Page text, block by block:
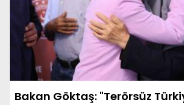
Bakan Göktaş: "Terörsüz